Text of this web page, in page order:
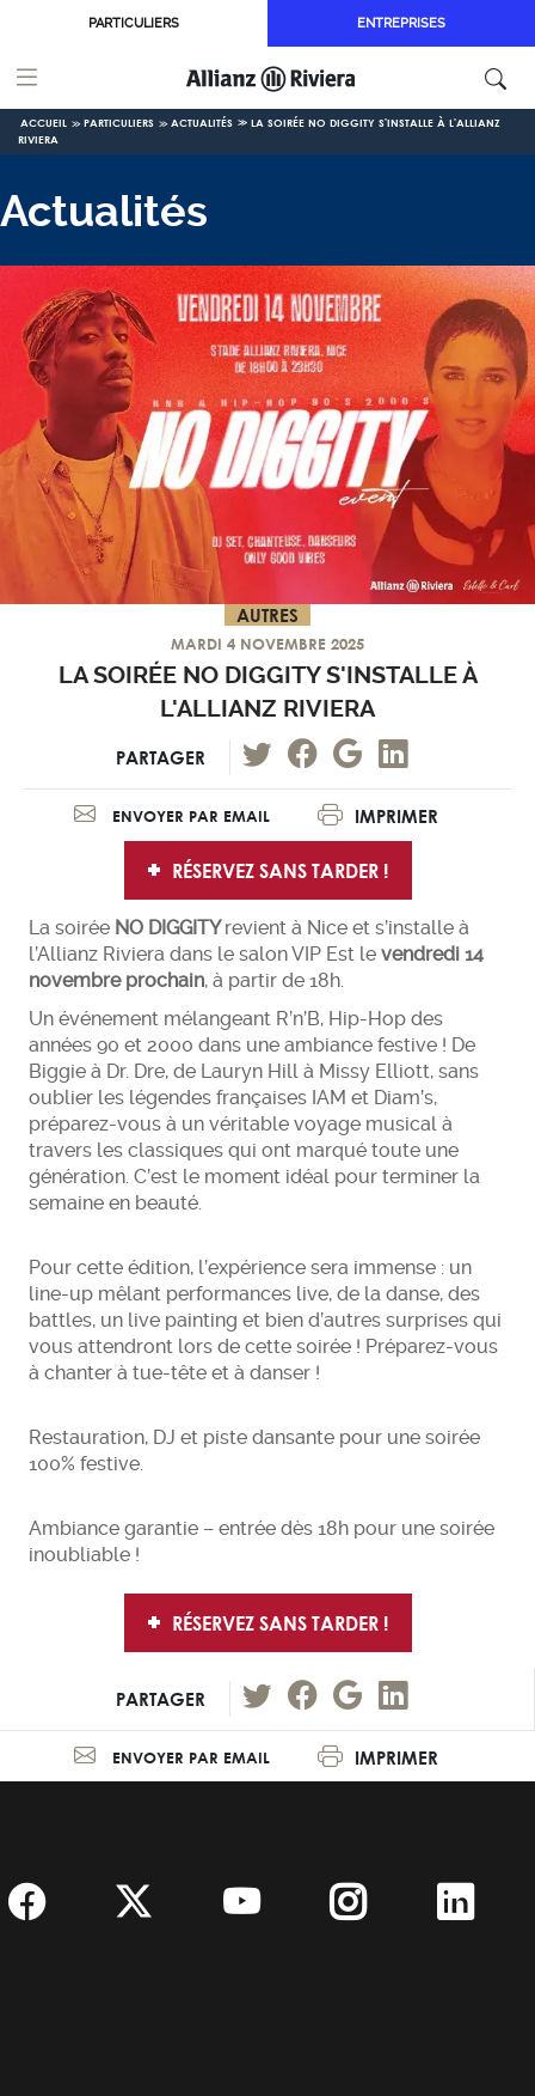
Aller au contenu principal
PARTICULIERS ENTREPRISES
ACCUEIL PARTICULIERS ACTUALITÉS
LA SOIRÉE NO DIGGITY S'INSTALLE À L'ALLIANZ
RIVIERA
Actualités
AUTRES
MARDI 4 NOVEMBRE 2025
LA SOIRÉE NO DIGGITY S'INSTALLE À
L'ALLIANZ RIVIERA
PARTAGER
ENVOYER PAR EMAIL IMPRIMER
RÉSERVEZ SANS TARDER !
La soirée NO DIGGITYrevient à Nice et s’installe à
l’Allianz Riviera dans le salon VIP Est le vendredi 14
novembre prochain, à partir de 18h.
Un événement mélangeant R’n’B, Hip-Hop des
années 90 et 2000 dans une ambiance festive ! De
Biggie à Dr. Dre, de Lauryn Hill à Missy Elliott, sans
oublier les légendes françaises IAM et Diam’s,
préparez-vous à un véritable voyage musical à
travers les classiques qui ont marqué toute une
génération. C’est le moment idéal pour terminer la
semaine en beauté.
Pour cette édition, l’expérience sera immense : un
line-up mêlant performances live, de la danse, des
battles, un live painting et bien d’autres surprises qui
vous attendront lors de cette soirée ! Préparez-vous
à chanter à tue-tête et à danser !
Restauration, DJ et piste dansante pour une soirée
100% festive.
Ambiance garantie – entrée dès 18h pour une soirée
inoubliable !
RÉSERVEZ SANS TARDER !
PARTAGER
ENVOYER PAR EMAIL IMPRIMER